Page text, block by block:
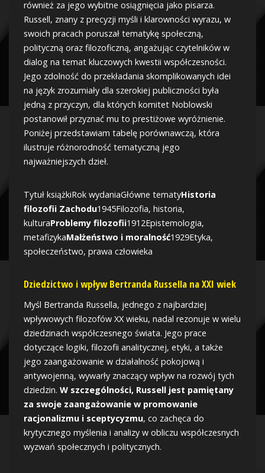
również za jego wybitne osiągnięcia jako pisarza.
Russell, znany z precyzji myśli i klarowności wyrazu, w
swoich pracach poruszał tematykę społeczną,
polityczną oraz filozoficzną, angażując czytelników w
dialog na temat kluczowych kwestii współczesności.
Jego zdolność do przekładania skomplikowanych idei
na język zrozumiały dla szerokiej publiczności była
jedną z przyczyn, dla których komitet Noblowski
postanowił przyznać mu to prestiżowe wyróżnienie.
Poniżej przedstawiam tabelę porównawczą, która
ilustruje różnorodność tematyczną jego
najważniejszych dzieł.
Tytuł książkiRok wydaniaGłówne tematyHistoria
filozofii Zachodu1945Filozofia, historia,
kulturaProblemy filozofii1912Epistemologia,
metafizykaMałżeństwo i moralność1929Etyka,
społeczeństwo, prawa człowieka
Dziedzictwo i wpływ Bertranda Russella na XXI wiek
Myśl Bertranda Russella, jednego z najbardziej
wpływowych filozofów XX wieku, nadal rezonuje w wielu
dziedzinach współczesnego świata. Jego prace
dotyczące logiki, filozofii analitycznej, etyki, a także
jego zaangażowanie w działalność pokojową i
antywojenną, wywarły znaczący wpływ na rozwój tych
dziedzin. W szczególności, Russell jest pamiętany
za swoje zaangażowanie w promowanie
racjonalizmu i sceptycyzmu, co zachęca do
krytycznego myślenia i analizy w obliczu współczesnych
wyzwań społecznych i politycznych.